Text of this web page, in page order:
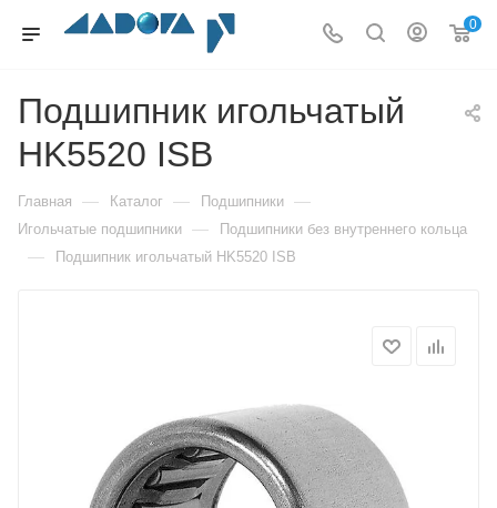
0
Подшипник игольчатый
HK5520 ISB
Главная — Каталог — Подшипники —
Игольчатые подшипники — Подшипники без внутреннего кольца
— Подшипник игольчатый HK5520 ISB